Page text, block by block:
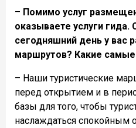
– Помимо услуг
оказываете услуги гида.
сегодняшний день у вас
маршрутов? Какие
– Наши туристические
перед открытием и в
базы для того, чтобы
наслаждаться спокойным